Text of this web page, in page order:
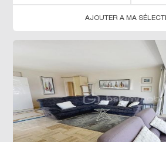
AJOUTER A MA